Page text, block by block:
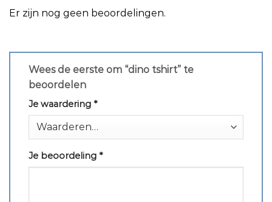
Er zijn nog geen beoordelingen.
Wees de eerste om “dino tshirt” te
beoordelen
Je waardering *
Je beoordeling *